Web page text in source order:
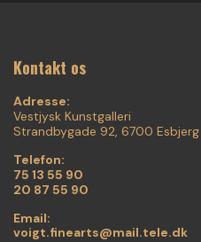
Kontakt os
Adresse:
Vestjysk Kunstgalleri
Strandbygade 92, 6700 Esbjerg
Telefon:
75 13 55 90
20 87 55 90
Email:
voigt.finearts@mail.tele.dk